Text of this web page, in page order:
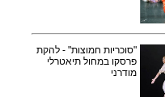
"סוכריות חמוצות" - להקת
פרסקו במחול תיאטרלי
מודרני